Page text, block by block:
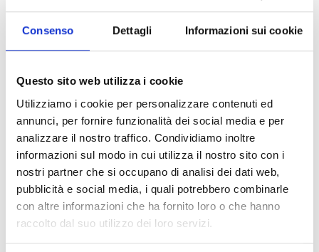
Consenso Dettagli Informazioni sui cookie
Questo sito web utilizza i cookie
Utilizziamo i cookie per personalizzare contenuti ed
annunci, per fornire funzionalità dei social media e per
analizzare il nostro traffico. Condividiamo inoltre
informazioni sul modo in cui utilizza il nostro sito con i
nostri partner che si occupano di analisi dei dati web,
pubblicità e social media, i quali potrebbero combinarle
con altre informazioni che ha fornito loro o che hanno
raccolto dal suo utilizzo dei loro servizi.
Le imprese dovranno appartenere al comparto del:
commercio al dettaglio e della somministrazione di
riportato nell’Allegato B4.
ammissibilità generalidi cui al par. 2.3 del bando.
Entità del contributo
Dotazione finanziaria complessiva:250.000 Euro
Il contributo regionale concesso è pari al 40%del
costo complessivo del progetto integrato
ammissibile a finanziamento e comunque non può